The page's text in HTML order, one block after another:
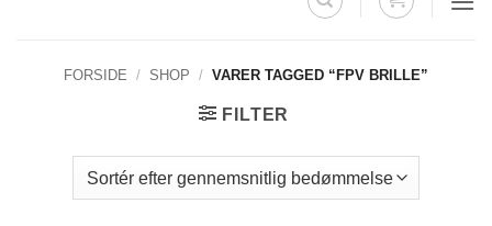
FORSIDE / SHOP / VARER TAGGED “FPV BRILLE”
FILTER